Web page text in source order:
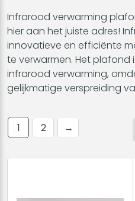
Infrarood verwarming
hier aan het juiste adres!
innovatieve en efficiënte
te verwarmen. Het
infrarood verwarming,
gelijkmatige verspreiding
1 2 →